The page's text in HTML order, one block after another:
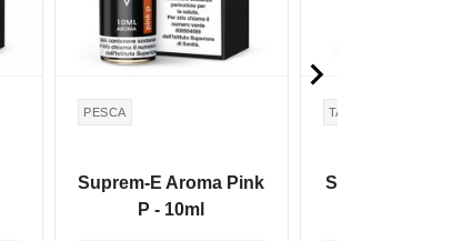
PESCA
Suprem-E Aroma Pink
P - 10ml
TABACCO
Suprem-E
